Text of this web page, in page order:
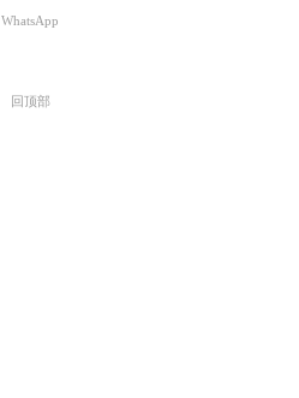
WhatsApp
回顶部